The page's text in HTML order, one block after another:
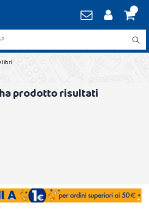
prodotto risultati